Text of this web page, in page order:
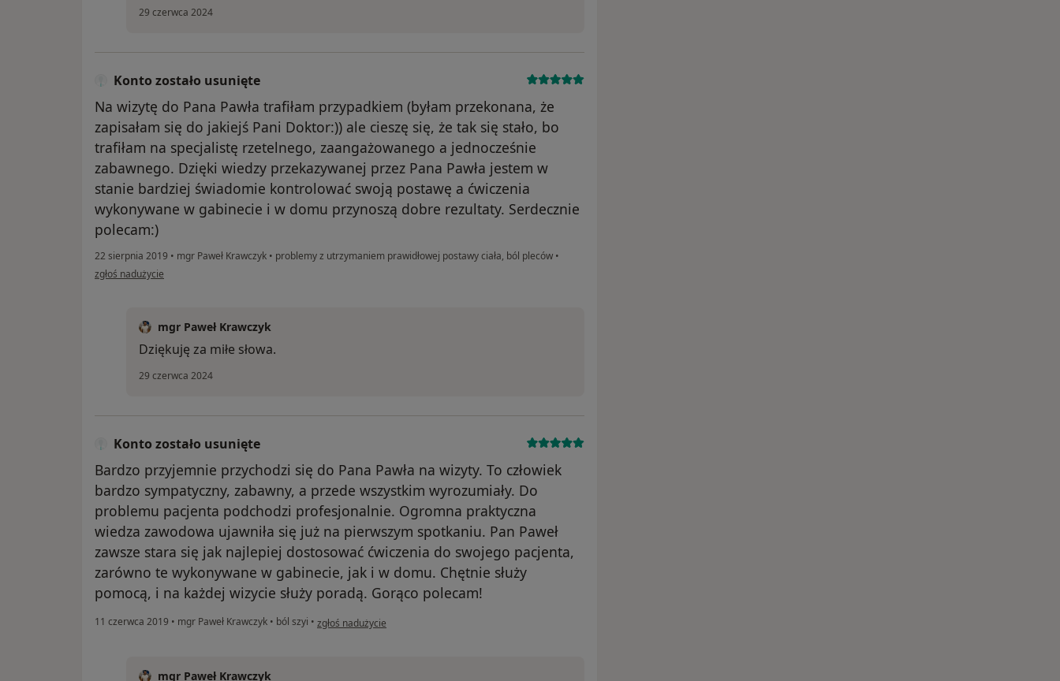
29 czerwca 2024
Konto zostało usunięte
Na wizytę do Pana Pawła trafiłam przypadkiem (byłam przekonana, że
zapisałam się do jakiejś Pani Doktor:)) ale cieszę się, że tak się stało, bo
trafiłam na specjalistę rzetelnego, zaangażowanego a jednocześnie
zabawnego. Dzięki wiedzy przekazywanej przez Pana Pawła jestem w
stanie bardziej świadomie kontrolować swoją postawę a ćwiczenia
wykonywane w gabinecie i w domu przynoszą dobre rezultaty. Serdecznie
polecam:)
22 sierpnia 2019 • mgr Paweł Krawczyk • problemy z utrzymaniem prawidłowej postawy ciała, ból pleców •
w opinii użytkownika Konto zostało usunięte
zgłoś nadużycie
mgr Paweł Krawczyk
Dziękuję za miłe słowa.
29 czerwca 2024
Konto zostało usunięte
Bardzo przyjemnie przychodzi się do Pana Pawła na wizyty. To człowiek
bardzo sympatyczny, zabawny, a przede wszystkim wyrozumiały. Do
problemu pacjenta podchodzi profesjonalnie. Ogromna praktyczna
wiedza zawodowa ujawniła się już na pierwszym spotkaniu. Pan Paweł
zawsze stara się jak najlepiej dostosować ćwiczenia do swojego pacjenta,
zarówno te wykonywane w gabinecie, jak i w domu. Chętnie służy
pomocą, i na każdej wizycie służy poradą. Gorąco polecam!
11 czerwca 2019 • mgr Paweł Krawczyk • ból szyi • w opinii użytkownika Konto zostało usunięte
zgłoś nadużycie
mgr Paweł Krawczyk